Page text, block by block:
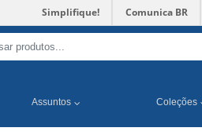
Simplifique! Comunica BR
Assuntos Coleções